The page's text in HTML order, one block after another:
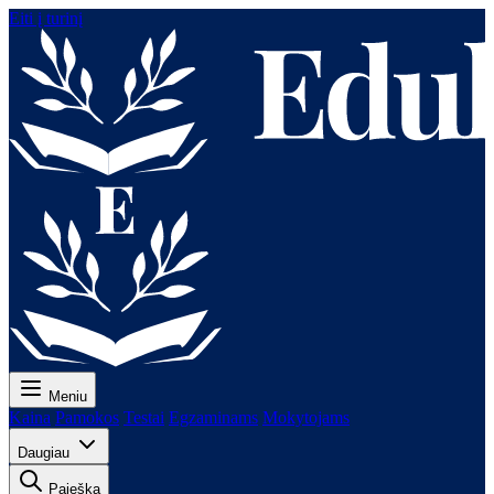
Eiti į turinį
Meniu
Kaina Pamokos Testai Egzaminams Mokytojams
Daugiau
Paieška